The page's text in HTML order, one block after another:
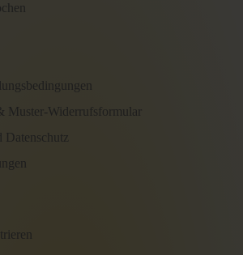
Muster-Widerrufsformular
Datenschutz